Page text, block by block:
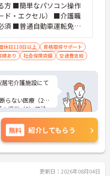
方 ■簡単なパソコン操作
ド・エクセル） ■介護職
須 ■普通自動車運転免許
休日110日以上
資格取得サポート
あり 社会保険完備 交通費支給
宅介護施設にて
らない医療（2）
提供（3）健診
活動に取り組ん
トなど、さらに
にご相談くださ
無料 紹介してもらう
更新日：2026年08月04日